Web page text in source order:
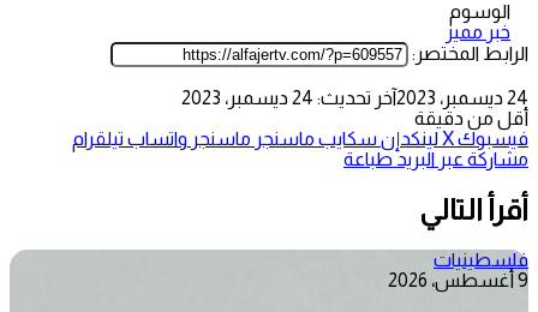
الوسوم
خبر مميز
الرابط المختصر:
24 ديسمبر، 2023
آخر تحديث: 24 ديسمبر، 2023
أقل من دقيقة
فيسبوك‫Xلينكدإن سكايب ماسنجر ماسنجر واتساب تيلقرام
مشاركة عبر البريد طباعة
أقرأ التالي
فلسطينيات
9 أغسطس، 2026